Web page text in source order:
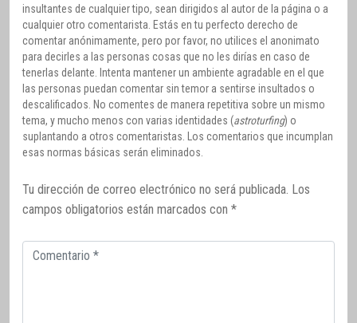
insultantes de cualquier tipo, sean dirigidos al autor de la página o a
cualquier otro comentarista. Estás en tu perfecto derecho de
comentar anónimamente, pero por favor, no utilices el anonimato
para decirles a las personas cosas que no les dirías en caso de
tenerlas delante. Intenta mantener un ambiente agradable en el que
las personas puedan comentar sin temor a sentirse insultados o
descalificados. No comentes de manera repetitiva sobre un mismo
tema, y mucho menos con varias identidades (astroturfing) o
suplantando a otros comentaristas. Los comentarios que incumplan
esas normas básicas serán eliminados.
Tu dirección de correo electrónico no será publicada. Los
campos obligatorios están marcados con *
Comentario